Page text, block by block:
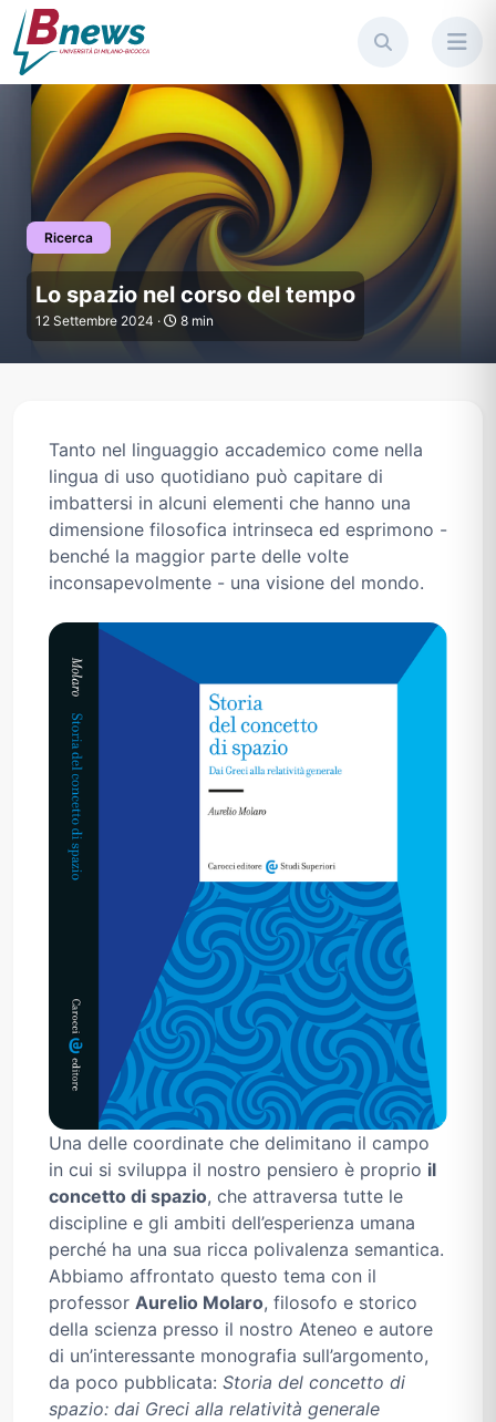
Ricerca
Lo spazio nel corso del tempo
Lo spazio nel corso del tempo
12 Settembre 2024 · 8 min
Tanto nel linguaggio accademico come nella
lingua di uso quotidiano può capitare di
imbattersi in alcuni elementi che hanno una
dimensione filosofica intrinseca ed esprimono -
benché la maggior parte delle volte
inconsapevolmente - una visione del mondo.
Una delle coordinate che delimitano il campo
in cui si sviluppa il nostro pensiero è proprio il
concetto di spazio, che attraversa tutte le
discipline e gli ambiti dell’esperienza umana
perché ha una sua ricca polivalenza semantica.
Abbiamo affrontato questo tema con il
professor Aurelio Molaro, filosofo e storico
della scienza presso il nostro Ateneo e autore
di un’interessante monografia sull’argomento,
da poco pubblicata: Storia del concetto di
spazio: dai Greci alla relatività generale